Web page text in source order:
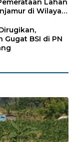
di Wilayah
Gugat BSI di PN